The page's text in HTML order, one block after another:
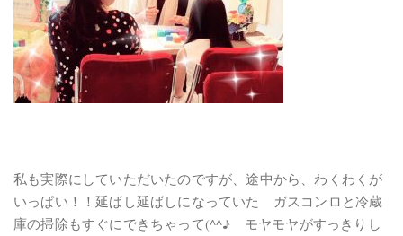
私も実際にしていただいたのですが、途中から、わくわくが
いっぱい！！延ばし延ばしになっていた ガスコンロと冷蔵
庫の掃除もすぐにできちゃって(^^♪ モヤモヤがすっきりし